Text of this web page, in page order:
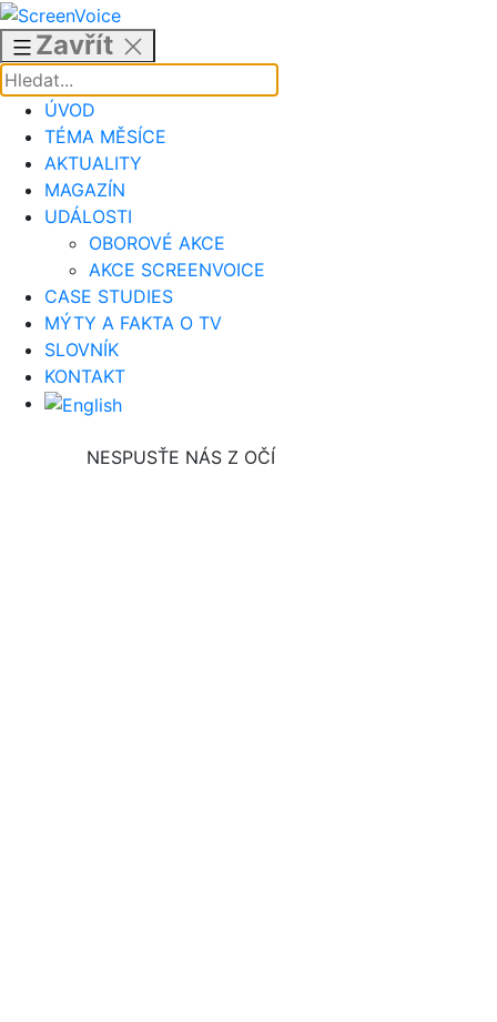
Přejít
obsahu
Zavřít
ÚVOD
TÉMA MĚSÍCE
AKTUALITY
MAGAZÍN
UDÁLOSTI
OBOROVÉ AKCE
AKCE SCREENVOICE
CASE STUDIES
MÝTY A FAKTA O TV
SLOVNÍK
KONTAKT
NESPUSŤE NÁS Z OČÍ